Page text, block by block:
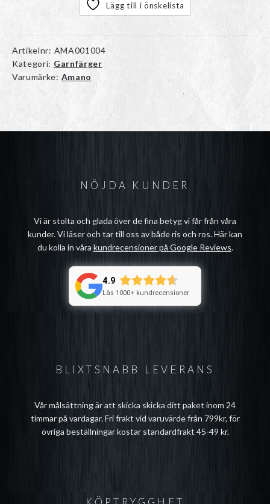
Lägg till i önskelista
Artikelnr: AMA001004
Kategori: Garnfärger
Varumärke: Amano
BLIXTSNABB LEVERANS
Vår målsättning är att skicka skicka ditt paket inom 24
timmar på vardagar. Fri frakt vid varuvärde från 799kr, för
övriga beställningar kostar standardfrakt 45-49 kr.
NÖJDA KUNDER
Vi är stolta och glada över de fina betyg vi får från våra
kunder. Vi läser och tar till oss av både ris och ros. Här kan
du kolla in våra kundrecensioner på Google Reviews.
4.9
Läs 1000+ kundrecensioner